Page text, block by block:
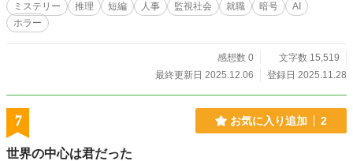
ミステリー 推理 短編 人事 監視社会 就職 暗号
AI
ホラー
感想数 0
文字数 15,519
最終更新日 2025.12.06
登録日 2025.11.28
7 お気に入り追加 2
世界の中心は君だった